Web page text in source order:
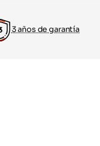
3 años de garantía